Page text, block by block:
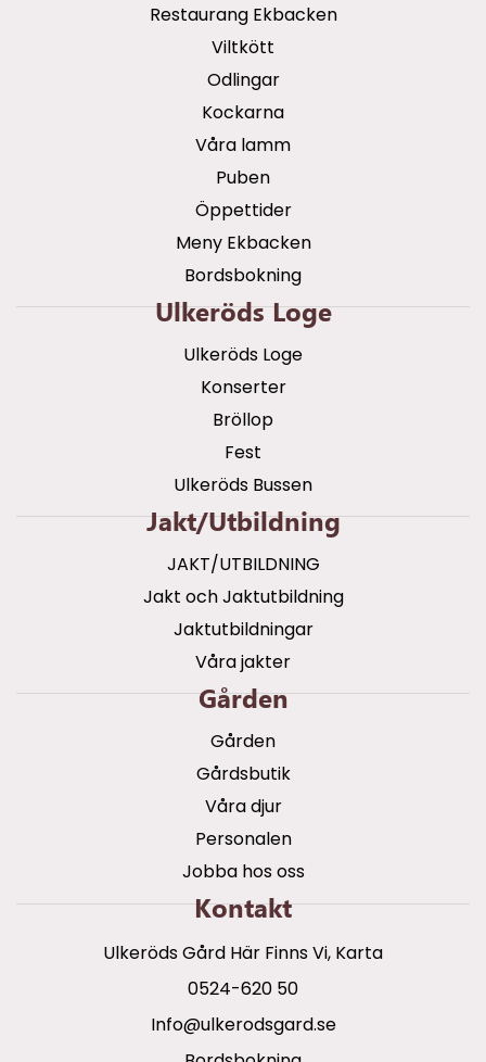
Restaurang Ekbacken
Viltkött
Odlingar
Kockarna
Våra lamm
Puben
Öppettider
Meny Ekbacken
Bordsbokning
Ulkeröds Loge
Ulkeröds Loge
Konserter
Bröllop
Fest
Ulkeröds Bussen
Jakt/utbildning
JAKT/UTBILDNING
Jakt och Jaktutbildning
Jaktutbildningar
Våra jakter
Gården
Gården
Gårdsbutik
Våra djur
Personalen
Jobba hos oss
Kontakt
Ulkeröds Gård Här Finns Vi, Karta
0524-620 50
info@ulkerodsgard.se